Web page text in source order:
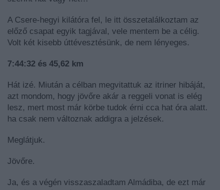
A Csere-hegyi kilátóra fel, le itt összetalálkoztam az
előző csapat egyik tagjával, vele mentem be a célig.
Volt két kisebb úttévesztésünk, de nem lényeges.
7:44:32 és 45,62 km
Hát izé. Miután a célban megvitattuk az itriner hibáját,
azt mondom, hogy jövőre akár a reggeli vonat is elég
lesz, mert most már körbe tudok érni cca hat óra alatt.
ha csak nem változnak addigra a jelzések.
Meglátjuk.
Jövőre.
Ja, és a végén visszaszaladtam Almádiba, de ezt már